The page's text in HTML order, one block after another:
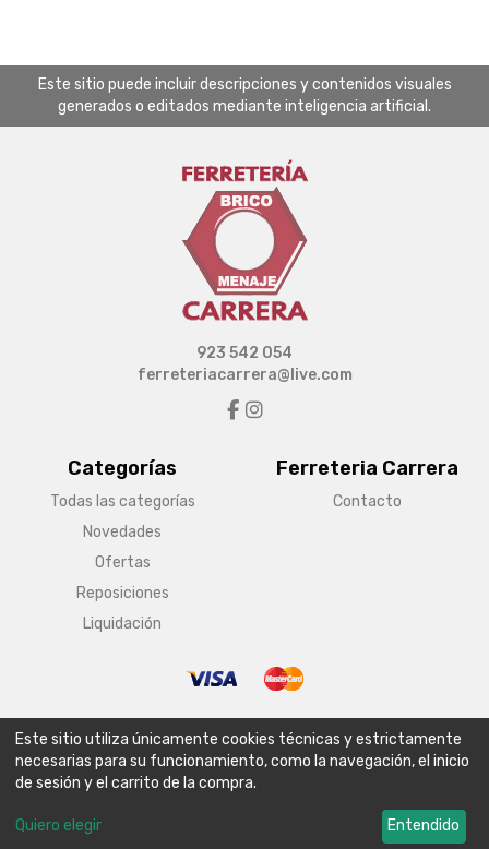
Este sitio puede incluir descripciones y contenidos visuales
generados o editados mediante inteligencia artificial.
Categorías
Todas las categorías
Novedades
Ofertas
Reposiciones
Liquidación
Ferreteria Carrera
Contacto
923 542 054
ferreteriacarrera@live.com
Aviso legal Condiciones generales de venta
Política de envío
Política de privacidad
Política de cookies
Este sitio utiliza únicamente cookies técnicas y estrictamente
necesarias para su funcionamiento, como la navegación, el inicio
de sesión y el carrito de la compra.
Quiero elegir Entendido